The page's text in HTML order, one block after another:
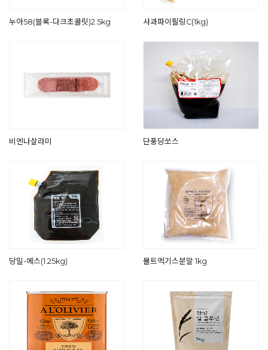
누아58(블록-다크초콜릿)2.5kg 사과파이필링C(1kg)
비엔나살라미 단풍당쏘스
당밀-에스(1.25kg) 몰트엑기스분말 1kg